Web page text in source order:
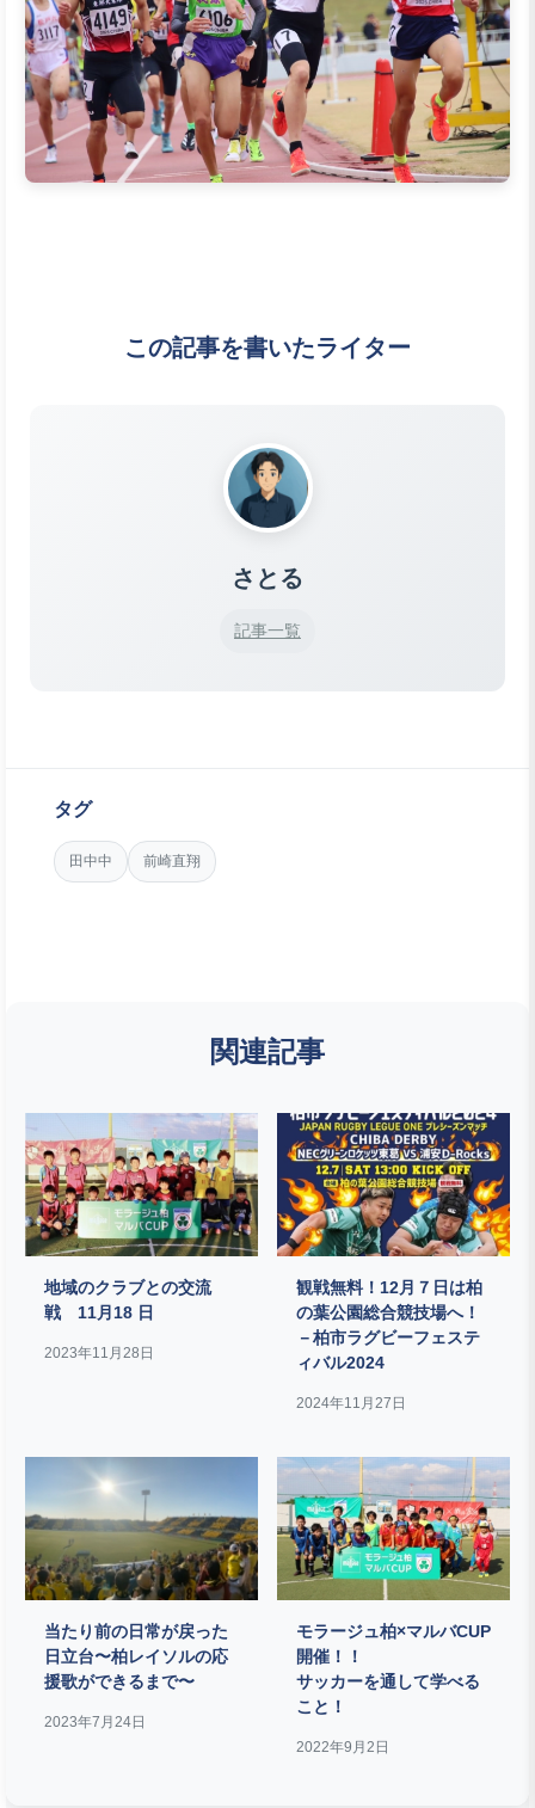
この記事を書いたライター
さとる
記事一覧
タグ
田中中 前崎直翔
関連記事
地域のクラブとの交流
戦 11月18 日
2023年11月28日
観戦無料！12月７日は柏
の葉公園総合競技場へ！
－柏市ラグビーフェステ
ィバル2024
2024年11月27日
当たり前の日常が戻った
日立台〜柏レイソルの応
援歌ができるまで〜
2023年7月24日
モラージュ柏×マルバCUP
開催！！
サッカーを通して学べる
こと！
2022年9月2日